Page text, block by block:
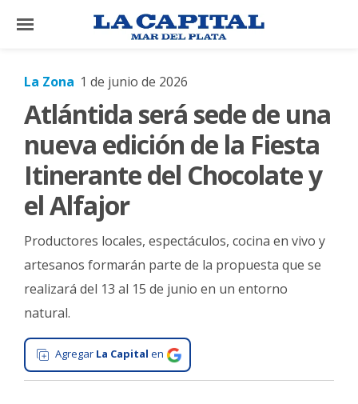
×
El
El
Mundo
La
Cultura
Tecnología
Gastronomía
Salud
Interés
La Zona 1 de junio de 2026
Atlántida será sede de una
nueva edición de la Fiesta
Itinerante del Chocolate y
el Alfajor
Productores locales, espectáculos, cocina en vivo y
artesanos formarán parte de la propuesta que se
realizará del 13 al 15 de junio en un entorno
natural.
Agregar La Capital en